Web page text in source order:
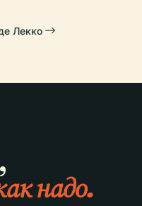
Лекко
надо.